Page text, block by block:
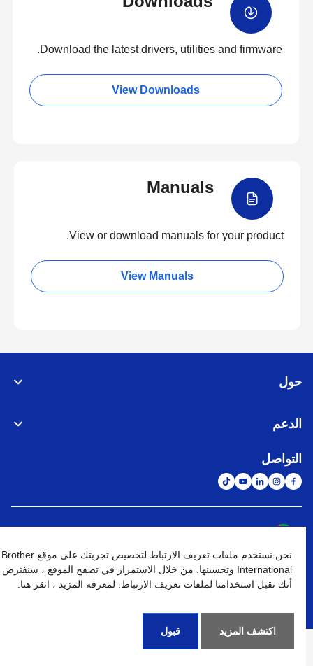
Download the latest drivers, utilities and firmware.
View Downloads
Manuals
View or download manuals for your product.
View Manuals
حول
الدعم
التواصل
نهج الخصوصية شروط الإستخدام خريطة الموقع الإنتقال إلى الموقع العالمي
نحن نستخدم ملفات تعريف الارتباط لتخصيص تجربتك على موقع Brother
International وتحسينها. من خلال الاستمرار في تصفح الموقع ، سنفترض
أنك تقبل استخدامنا لملفات تعريف الارتباط. لمعرفة المزيد ، انقر هنا.
اكتشف المزيد قبول